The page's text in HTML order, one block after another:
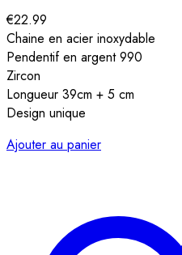
€22.99
Chaine en acier inoxydable
Pendentif en argent 990
Zircon
Longueur 39cm + 5 cm
Design unique
Ajouter au panier